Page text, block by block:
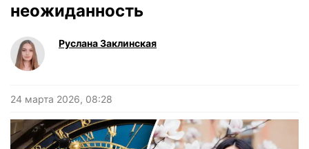
неожиданность
Руслана Заклинская
24 марта 2026, 08:28